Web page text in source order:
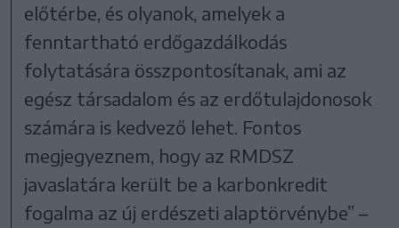
előtérbe, és olyanok, amelyek a
fenntartható erdőgazdálkodás
folytatására összpontosítanak, ami az
egész társadalom és az erdőtulajdonosok
számára is kedvező lehet. Fontos
megjegyeznem, hogy az RMDSZ
javaslatára került be a karbonkredit
fogalma az új erdészeti alaptörvénybe” –